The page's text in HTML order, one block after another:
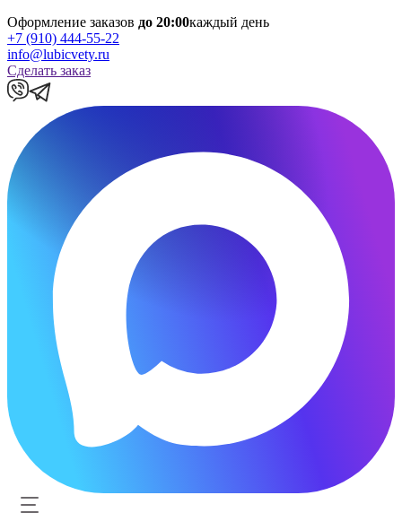
Оформление заказов до 20:00каждый день
+7 (910) 444-55-22
info@lubicvety.ru
Сделать заказ